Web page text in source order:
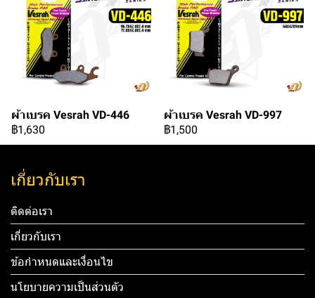
ผ้าเบรค Vesrah VD-446
฿1,630
ผ้าเบรค Vesrah VD-997
฿1,500
เกี่ยวกับเรา
ติดต่อเรา
เกี่ยวกับเรา
ข้อกำหนดและเงื่อนไข
นโยบายความเป็นส่วนตัว